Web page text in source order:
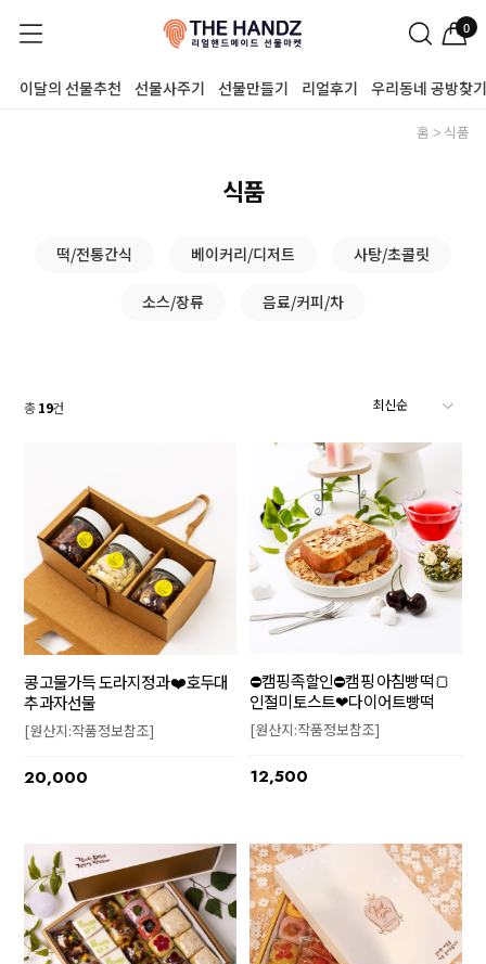
0
이달의 선물추천 선물사주기 선물만들기 리얼후기 우리동네 공방찾기
홈 식품
식품
떡/전통간식 베이커리/디저트 사탕/초콜릿
소스/장류 음료/커피/차
총19건
콩고물가득 도라지정과❤️호두대
추과자선물
[원산지:작품정보참조]
20,000
⛔캠핑족할인⛔캠핑 아침빵떡🍞
인절미토스트❤다이어트빵떡
[원산지:작품정보참조]
12,500